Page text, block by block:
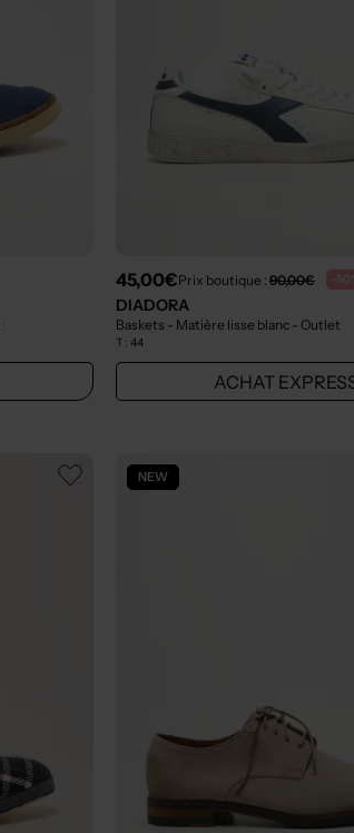
45,00€Prix boutique : 90,00€ -
DIADORA
Baskets - Matière lisse blanc - Outlet
T : 44
ACHAT
NEW